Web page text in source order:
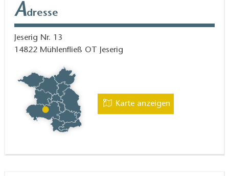
Adresse
Jeserig Nr. 13
14822 Mühlenfließ OT Jeserig
Karte anzeigen